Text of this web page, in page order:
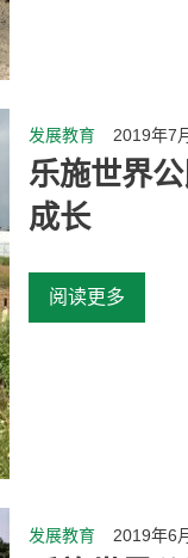
发展教育 2019年7
乐施世界
成长
阅读更多
发展教育 2019年6